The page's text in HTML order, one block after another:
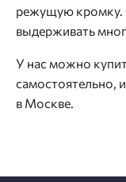
режущую кромку.
выдерживать
У нас можно
самостоятельно,
в Москве.